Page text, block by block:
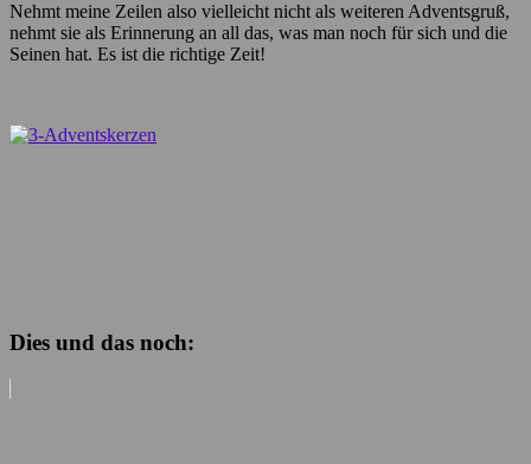
Nehmt meine Zeilen also vielleicht nicht als weiteren Adventsgruß,
nehmt sie als Erinnerung an all das, was man noch für sich und die
Seinen hat. Es ist die richtige Zeit!
Dies und das noch: